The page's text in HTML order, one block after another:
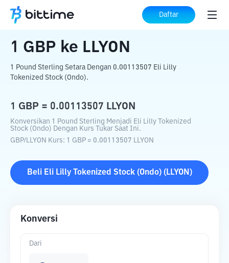
Daftar
Beranda Konverter Kripto ke LLYON
1 GBP ke LLYON
1 Pound Sterling Setara Dengan 0.00113507 Eli Lilly
Tokenized Stock (Ondo).
1 GBP = 0.00113507 LLYON
Konversikan 1 Pound Sterling Menjadi Eli Lilly Tokenized
Stock (Ondo) Dengan Kurs Tukar Saat Ini.
GBP/LLYON Kurs: 1 GBP = 0.00113507 LLYON
Beli Eli Lilly Tokenized Stock (Ondo)( LLYON )
Konversi
Dari